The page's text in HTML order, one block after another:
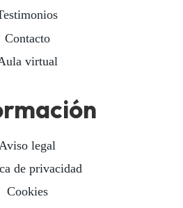
Contacto
virtual
Aviso legal
de privacidad
Cookies